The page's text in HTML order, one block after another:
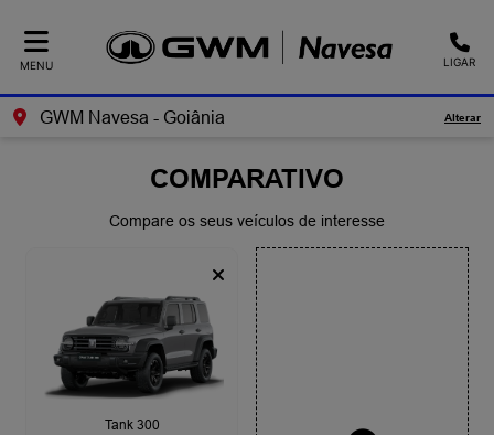
MENU LIGAR
GWM Navesa - Goiânia Alterar
COMPARATIVO
Compare os seus veículos de interesse
Tank 300